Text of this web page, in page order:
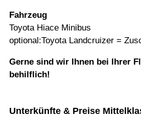
Fahr­zeug
Toyota Hiace Mini­bus
optional:Toyota Land­crui­zer =
Gerne sind wir Ihnen bei Ihrer
behilflich!
Unterkünfte & Preise